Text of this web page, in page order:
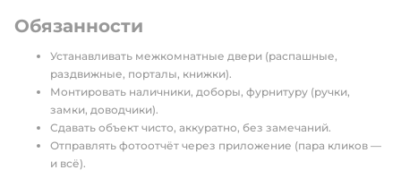
Обязанности
Устанавливать межкомнатные двери (распашные,
раздвижные, порталы, книжки).
Монтировать наличники, доборы, фурнитуру (ручки,
замки, доводчики).
Сдавать объект чисто, аккуратно, без замечаний.
Отправлять фотоотчёт через приложение (пара кликов —
и всё).